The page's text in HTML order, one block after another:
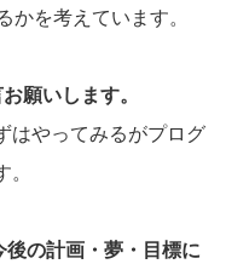
を考えています。
願いします。
はやってみるがプログ
の計画・夢・目標に